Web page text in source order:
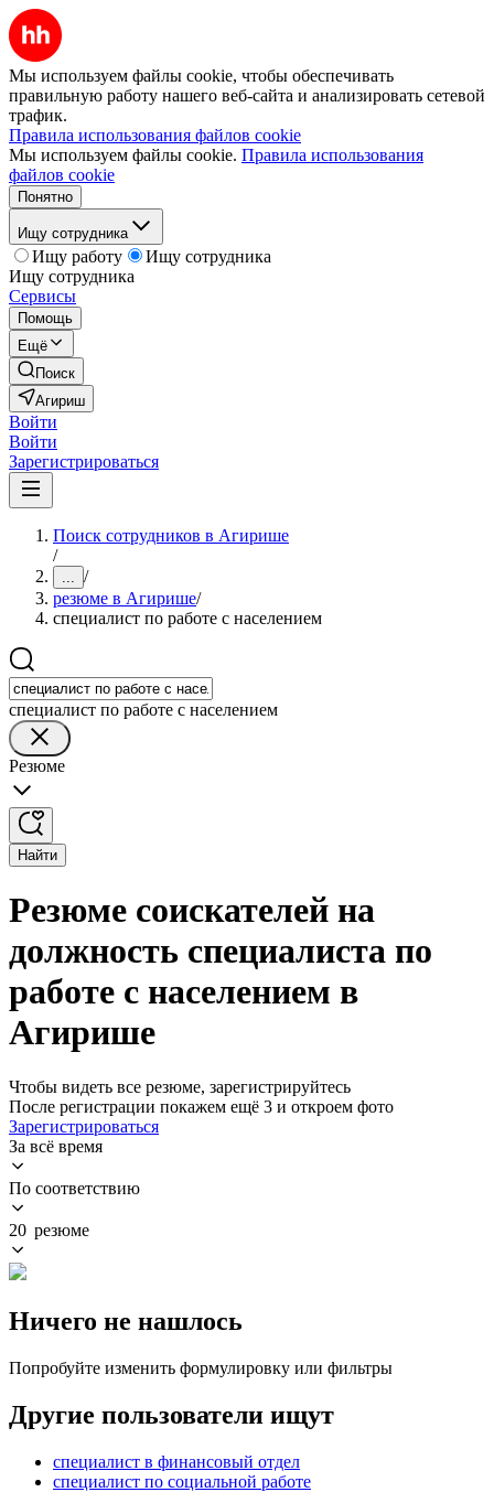
Мы используем файлы cookie, чтобы обеспечивать
правильную работу нашего веб-сайта и анализировать сетевой
трафик.
Правила использования файлов cookie
Мы используем файлы cookie. Правила использования
файлов cookie
Понятно
Ищу сотрудника
Ищу работу
Ищу сотрудника
Ищу сотрудника
Сервисы
Помощь
Ещё
Поиск
Агириш
Войти
Войти
Зарегистрироваться
Поиск сотрудников в Агирише
/
... /
резюме в Агирише/
специалист по работе с населением
специалист по работе с населением
Резюме
Найти
Резюме соискателей на
должность специалиста по
работе с населением в
Агирише
Чтобы видеть все резюме, зарегистрируйтесь
После регистрации покажем ещё 3 и откроем фото
Зарегистрироваться
За всё время
По соответствию
20 резюме
Ничего не нашлось
Попробуйте изменить формулировку или фильтры
Другие пользователи ищут
специалист в финансовый отдел
специалист по социальной работе